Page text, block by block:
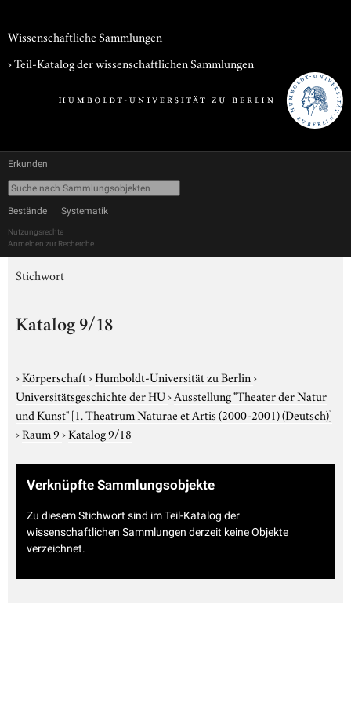
Wissenschaftliche Sammlungen
› Teil-Katalog der wissenschaftlichen Sammlungen
Erkunden
Bestände Systematik
Nutzungsrechte
Anmelden zur Recherche
Stichwort
Katalog 9/18
›Körperschaft›Humboldt-Universität zu Berlin›
Universitätsgeschichte der HU›Ausstellung "Theater der Natur
und Kunst"[1. Theatrum Naturae et Artis (2000-2001) (Deutsch)]
›Raum 9›Katalog 9/18
Verknüpfte Sammlungsobjekte
Zu diesem Stichwort sind im Teil-Katalog der
wissenschaftlichen Sammlungen derzeit keine Objekte
verzeichnet.